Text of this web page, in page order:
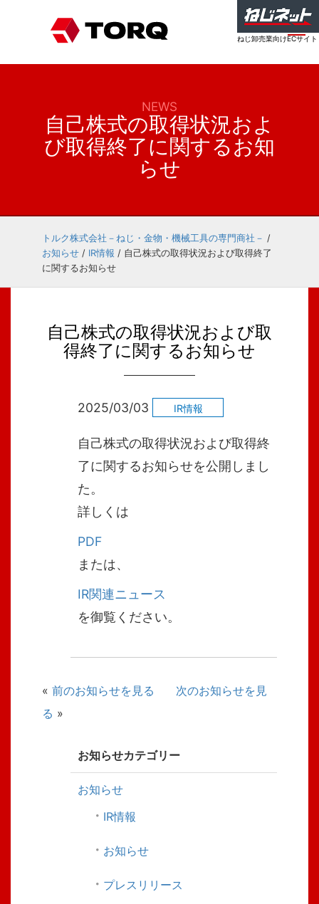
ねじ卸売業向けECサイト
NEWS
自己株式の取得状況およ
び取得終了に関するお知
らせ
トルク株式会社－ねじ・金物・機械工具の専門商社－ /
お知らせ / IR情報 / 自己株式の取得状況および取得終了
に関するお知らせ
自己株式の取得状況および取
得終了に関するお知らせ
2025/03/03 IR情報
自己株式の取得状況および取得終
了に関するお知らせを公開しまし
た。
詳しくは
PDF
または、
IR関連ニュース
を御覧ください。
« 前のお知らせを見る
次のお知らせを見
る »
お知らせカテゴリー
お知らせ
IR情報
お知らせ
プレスリリース